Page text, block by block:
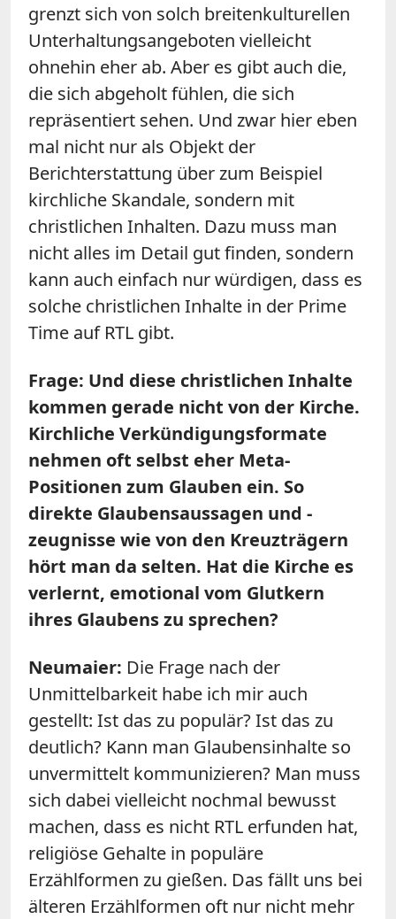
grenzt sich von solch breitenkulturellen
Unterhaltungsangeboten vielleicht
ohnehin eher ab. Aber es gibt auch die,
die sich abgeholt fühlen, die sich
repräsentiert sehen. Und zwar hier eben
mal nicht nur als Objekt der
Berichterstattung über zum Beispiel
kirchliche Skandale, sondern mit
christlichen Inhalten. Dazu muss man
nicht alles im Detail gut finden, sondern
kann auch einfach nur würdigen, dass es
solche christlichen Inhalte in der Prime
Time auf RTL gibt.
Frage: Und diese christlichen Inhalte
kommen gerade nicht von der Kirche.
Kirchliche Verkündigungsformate
nehmen oft selbst eher Meta-
Positionen zum Glauben ein. So
direkte Glaubensaussagen und -
zeugnisse wie von den Kreuzträgern
hört man da selten. Hat die Kirche es
verlernt, emotional vom Glutkern
ihres Glaubens zu sprechen?
Neumaier: Die Frage nach der
Unmittelbarkeit habe ich mir auch
gestellt: Ist das zu populär? Ist das zu
deutlich? Kann man Glaubensinhalte so
unvermittelt kommunizieren? Man muss
sich dabei vielleicht nochmal bewusst
machen, dass es nicht RTL erfunden hat,
religiöse Gehalte in populäre
Erzählformen zu gießen. Das fällt uns bei
älteren Erzählformen oft nur nicht mehr